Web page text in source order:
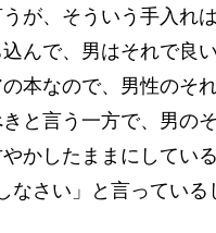
が、そういう手入れ
んで、男はそれで良
本なので、男性のそ
と言う一方で、男の
かしたままにしてい
さい」と言っている